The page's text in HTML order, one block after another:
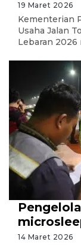
19 Maret 2026
Kementerian
Usaha Jalan
Lebaran 2026
14 Maret 2026